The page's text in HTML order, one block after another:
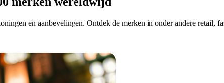
en aanbevelingen. Ontdek de merken in onder andere retail,